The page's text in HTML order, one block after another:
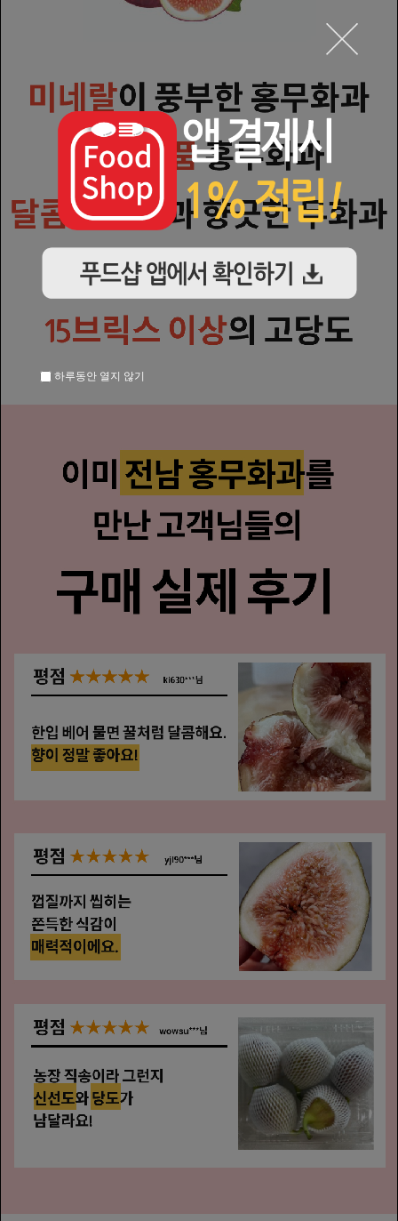
하루동안 열지 않기